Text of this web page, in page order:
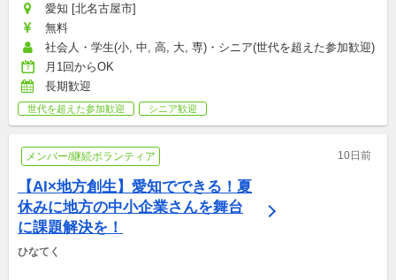
愛知 [北名古屋市]
無料
社会人・学生(小, 中, 高, 大, 専)・シニア(世代を超えた参加歓迎)
月1回からOK
長期歓迎
世代を超えた参加歓迎 シニア歓迎
メンバー/継続ボランティア 10日前
【AI×地方創生】愛知でできる！夏
休みに地方の中小企業さんを舞台
に課題解決を！
ひなてく